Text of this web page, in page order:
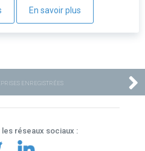
En savoir plus
ENREGISTRÉES
réseaux sociaux :